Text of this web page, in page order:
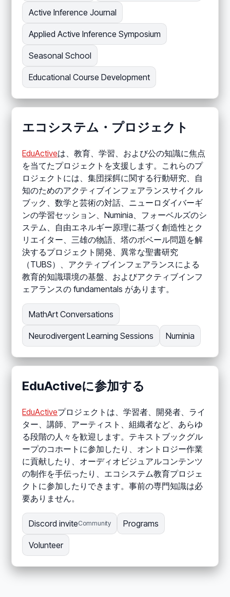
Active Inference Journal
Applied Active Inference Symposium
Seasonal School
Educational Course Development
エコシステム・プロジェクト
EduActiveは、教育、学習、および公の知識に焦点
を当てたプロジェクトを支援します。これらのプ
ロジェクトには、集団採餌に関する行動研究、自
知のためのアクティブインフェアランスサイクル
ブック、数学と芸術の対話、ニューロダイバーギ
ンの学習セッション、Numinia、フォーベルズのシ
ステム、自由エネルギー原理に基づく創造性とク
リエイター、三雄の物語、塔のボベール問題を解
決するプロジェクト開発、異常な聖書研究
（TUBS）、アクティブインフェアランスによる
教育的知識環境の基盤、およびアクティブインフ
ェアランスの fundamentals があります。
MathArt Conversations
Neurodivergent Learning Sessions Numinia
EduActiveに参加する
EduActiveプロジェクトは、学習者、開発者、ライ
ター、講師、アーティスト、組織者など、あらゆ
る段階の人々を歓迎します。テキストブックグル
ープのコホートに参加したり、オントロジー作業
に貢献したり、オーディオビジュアルコンテンツ
の制作を手伝ったり、エコシステム教育プロジェ
クトに参加したりできます。事前の専門知識は必
要ありません。
Discord inviteCommunity Programs
Volunteer